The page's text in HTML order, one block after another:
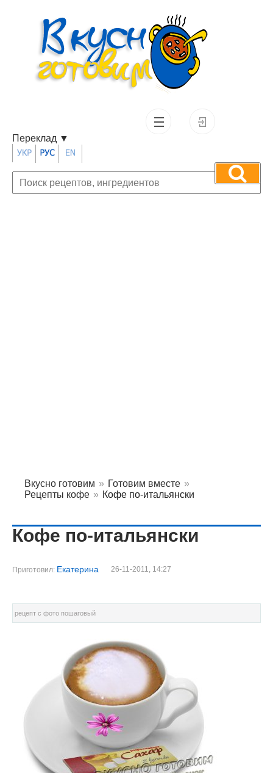
Переклад ▼
Вкусно готовим » Готовим вместе »
Рецепты кофе » Кофе по-итальянски
Кофе по-итальянски
Приготовил: Екатерина 26-11-2011, 14:27
рецепт с фото пошаговый